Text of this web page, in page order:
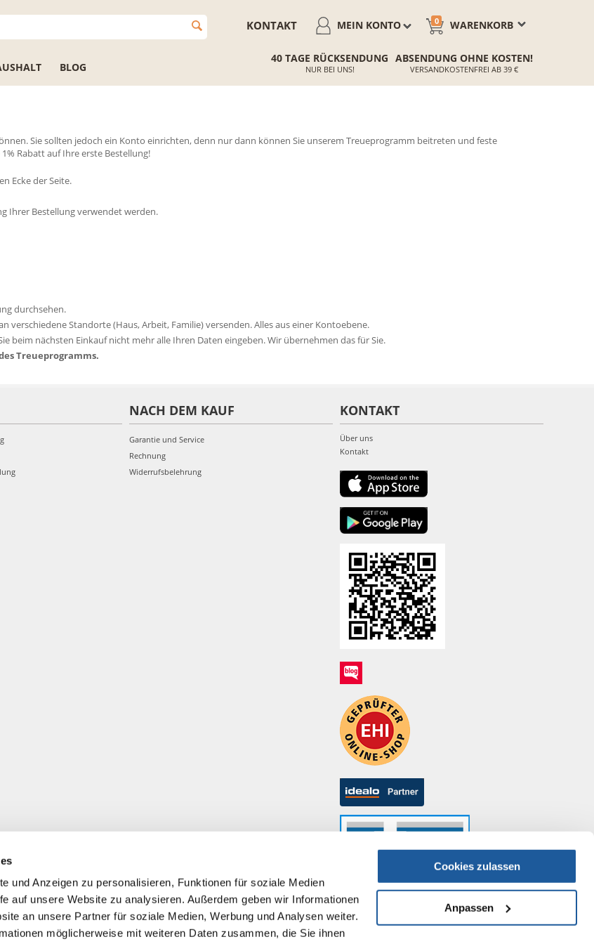
und Anzeigen zu personalisieren, Funktionen für soziale Medien
auf unsere Website zu analysieren. Außerdem geben wir Informationen
an unsere Partner für soziale Medien, Werbung und Analysen weiter.
möglicherweise mit weiteren Daten zusammen, die Sie ihnen
Cookies zulassen
Anpassen
WARENKORB
0
MEIN KONTO
KONTAKT
BLOG
40 TAGE RÜCKSENDUNG
NUR BEI UNS!
ABSENDUNG OHNE KOSTEN!
VERSANDKOSTENFREI AB 39 €
Sie sollten jedoch ein Konto einrichten, denn nur dann können Sie unserem Treueprogramm beitreten und feste
Rabatt auf Ihre erste Bestellung!
Ecke der Seite.
Ihrer Bestellung verwendet werden.
durchsehen.
verschiedene Standorte (Haus, Arbeit, Familie) versenden. Alles aus einer Kontoebene.
beim nächsten Einkauf nicht mehr alle Ihren Daten eingeben. Wir übernehmen das für Sie.
Treueprogramms.
NACH DEM KAUF
Garantie und Service
Rechnung
Widerrufsbelehrung
KONTAKT
Über uns
Kontakt